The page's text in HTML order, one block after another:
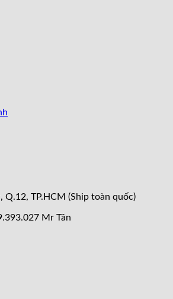
Q.12, TP.HCM (Ship toàn quốc)
Mr Tân